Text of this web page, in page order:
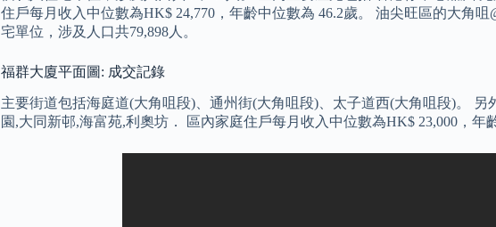
住戶每月收入中位數為HK$ 24,770，年齡中位數為 46.2歲。 油尖旺區的大角
宅單位，涉及人口共79,898人。
福群大廈平面圖: 成交記錄
主要街道包括海庭道(大角咀段)、通州街(大角咀段)、太子道西(大角咀段)。
園,大同新邨,海富苑,利奧坊． 區內家庭住戶每月收入中位數為HK$ 23,000，年